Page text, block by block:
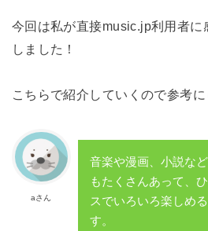
今回は私が直接music.jp利用者に
しました！
こちらで紹介していくので参考
aさん
音楽や漫画、小説な
もたくさんあって、
スでいろいろ楽しめ
す。